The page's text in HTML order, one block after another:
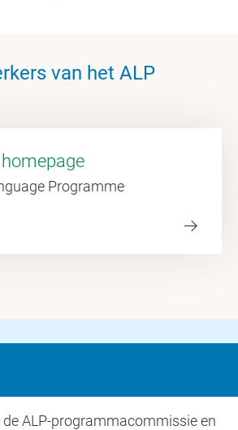
van het ALP
Programme
ALP-programmacommissie en